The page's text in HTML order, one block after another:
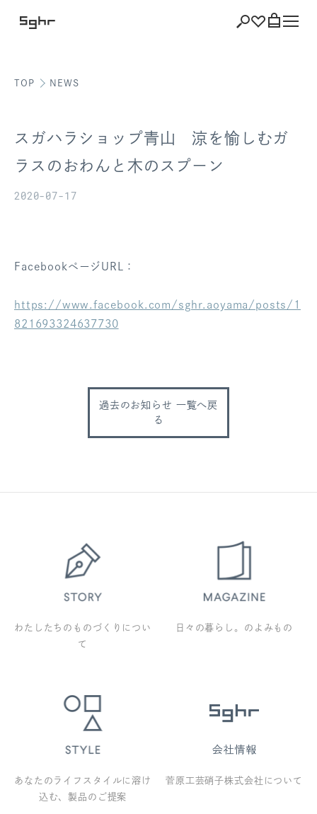
ショッピング バッグを見る
お気に入り
TOP NEWS
スガハラショップ青山 涼を愉しむガ
ラスのおわんと木のスプーン
2020-07-17
FacebookページURL：
https://www.facebook.com/sghr.aoyama/posts/1
821693324637730
過去のお知らせ 一覧へ戻
る
わたしたちのものづくりについ
て
日々の暮らし。のよみもの
あなたのライフスタイルに溶け
込む、製品のご提案
菅原工芸硝子株式会社について